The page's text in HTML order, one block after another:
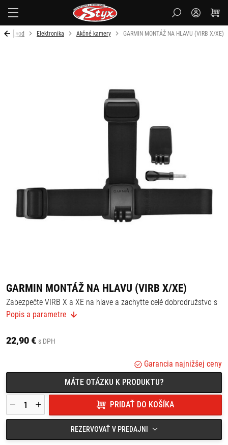
Úvod Elektronika Akčné kamery GARMIN MONTÁŽ NA HLAVU (VIRB X/XE)
GARMIN MONTÁŽ NA HLAVU (VIRB X/XE)
Zabezpečte VIRB X a XE na hlave a zachytte celé dobrodružstvo s
týmto pohodlným a nastaviteľným držiakom, vďaka ktorému
môžete kameru nosiť aj na čiapke. Pomocou dodávaného klipu
vrátane čiapky, opasku, pútko batohu alebo vo vrecku pri
horolezectve, turistike, potápaniu a podobne.
Popis a parametre
22,90 € s DPH
Garancia najnižšej ceny
MÁTE OTÁZKU K PRODUKTU?
PRIDAŤ DO KOŠÍKA
REZERVOVAŤ V PREDAJNI